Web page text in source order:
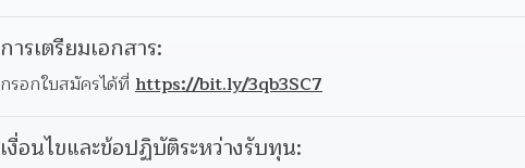
การเตรียมเอกสาร:
กรอกใบสมัครได้ที่ https://bit.ly/3qb3SC7
เงื่อนไขและข้อปฏิบัติระหว่างรับทุน: